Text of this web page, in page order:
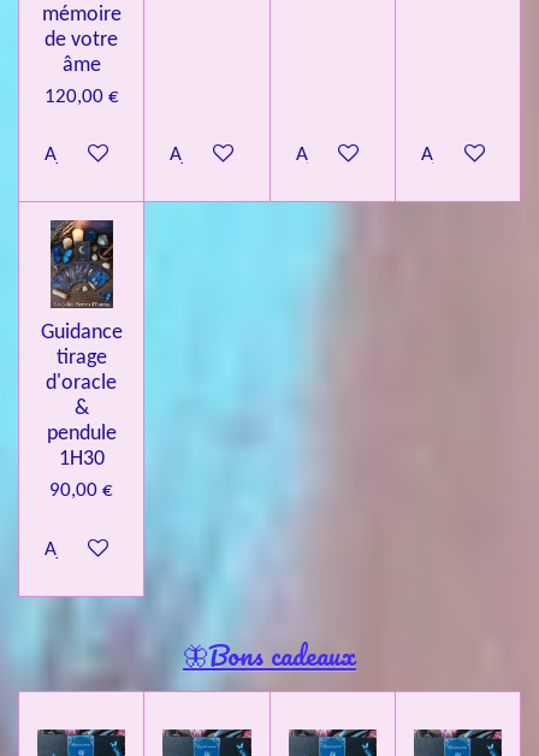
mémoire
de votre
âme
120,00 €
Ajouter au panierAjouter au panierAjouter au panierAjouter au
Guidance
tirage
d'oracle
&
pendule
1H30
90,00 €
Ajouter au panier
🦋Bons cadeaux